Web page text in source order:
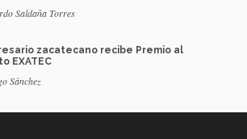
Saldaña Torres
zacatecano recibe Premio al
EXATEC
Sánchez